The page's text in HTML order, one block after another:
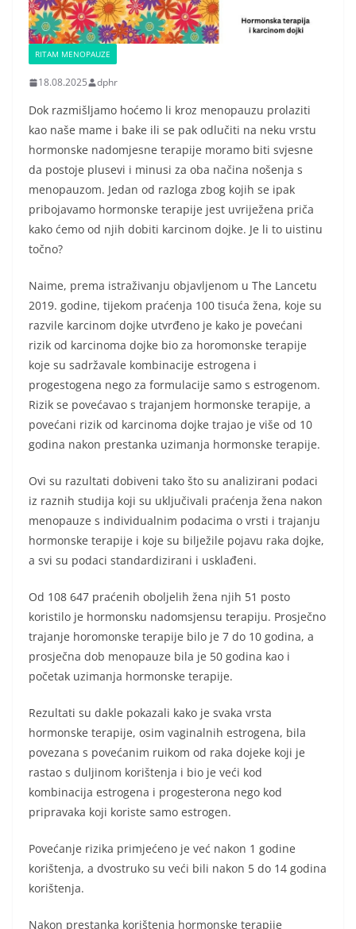
RITAM MENOPAUZE
18.08.2025 dphr
Dok razmišljamo hoćemo li kroz menopauzu prolaziti
kao naše mame i bake ili se pak odlučiti na neku vrstu
hormonske nadomjesne terapije moramo biti svjesne
da postoje plusevi i minusi za oba načina nošenja s
menopauzom. Jedan od razloga zbog kojih se ipak
pribojavamo hormonske terapije jest uvriježena priča
kako ćemo od njih dobiti karcinom dojke. Je li to uistinu
točno?
Naime, prema istraživanju objavljenom u The Lancetu
2019. godine, tijekom praćenja 100 tisuća žena, koje su
razvile karcinom dojke utvrđeno je kako je povećani
rizik od karcinoma dojke bio za horomonske terapije
koje su sadržavale kombinacije estrogena i
progestogena nego za formulacije samo s estrogenom.
Rizik se povećavao s trajanjem hormonske terapije, a
povećani rizik od karcinoma dojke trajao je više od 10
godina nakon prestanka uzimanja hormonske terapije.
Ovi su razultati dobiveni tako što su analizirani podaci
iz raznih studija koji su uključivali praćenja žena nakon
menopauze s individualnim podacima o vrsti i trajanju
hormonske terapije i koje su bilježile pojavu raka dojke,
a svi su podaci standardizirani i usklađeni.
Od 108 647 praćenih oboljelih žena njih 51 posto
koristilo je hormonsku nadomsjensu terapiju. Prosječno
trajanje horomonske terapije bilo je 7 do 10 godina, a
prosječna dob menopauze bila je 50 godina kao i
početak uzimanja hormonske terapije.
Rezultati su dakle pokazali kako je svaka vrsta
hormonske terapije, osim vaginalnih estrogena, bila
povezana s povećanim ruikom od raka dojeke koji je
rastao s duljinom korištenja i bio je veći kod
kombinacija estrogena i progesterona nego kod
pripravaka koji koriste samo estrogen.
Povećanje rizika primjećeno je već nakon 1 godine
korištenja, a dvostruko su veći bili nakon 5 do 14 godina
korištenja.
Nakon prestanka korištenja hormonske terapije